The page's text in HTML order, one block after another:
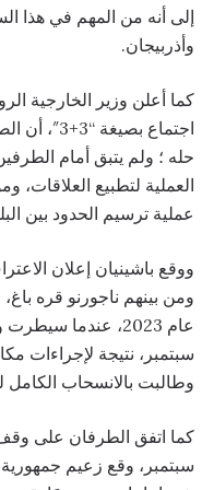
إلى أنه من المهم في هذا
وأذربيجان.
كما أعلن وزير الخارجية
اجتماع
حله ؛ ولم يتبق أمام
العملية لتطبيع
عملية ترسيم الحدود بين
ومن بينهم ناجورنو قره
سبتمبر، نتيجة لإجراءات
وطالبت بالانسحاب الكامل
كما اتفق الطرفان على وقف
سبتمبر، وقع زعيم